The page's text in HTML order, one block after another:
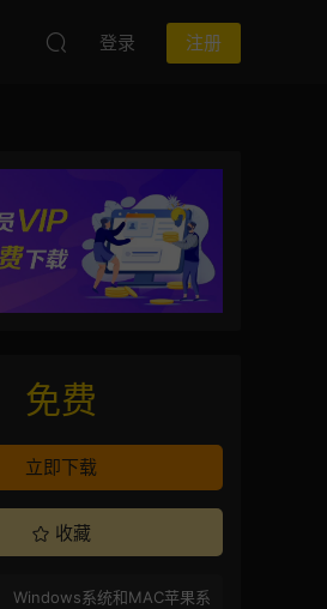
登录 注册
免费
立即下载
收藏
Windows系统和MAC苹果系